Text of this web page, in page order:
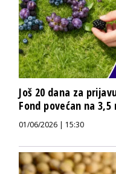
Još 20 dana za
Fond povećan na
01/06/2026 | 15:30